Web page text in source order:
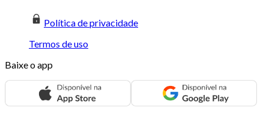
Política de privacidade
Termos de uso
Baixe o app